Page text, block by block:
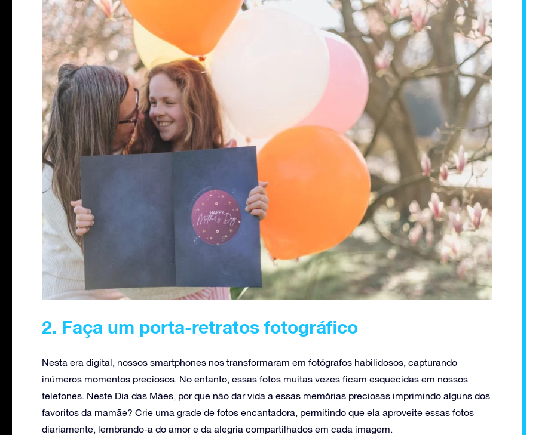
2. Faça um porta-retratos fotográfico
Nesta era digital, nossos smartphones nos transformaram em fotógrafos habilidosos, capturando
inúmeros momentos preciosos. No entanto, essas fotos muitas vezes ficam esquecidas em nossos
telefones. Neste Dia das Mães, por que não dar vida a essas memórias preciosas imprimindo alguns dos
favoritos da mamãe? Crie uma grade de fotos encantadora, permitindo que ela aproveite essas fotos
diariamente, lembrando-a do amor e da alegria compartilhados em cada imagem.